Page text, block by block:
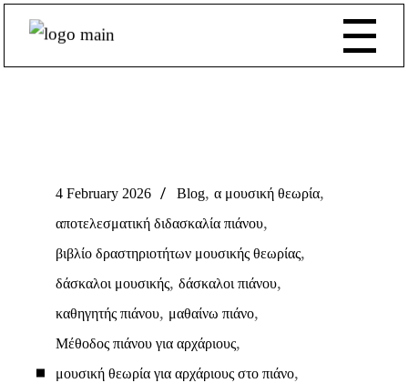
4 February 2026 Blog,α μουσική θεωρία,
αποτελεσματική διδασκαλία πιάνου,
βιβλίο δραστηριοτήτων μουσικής θεωρίας,
δάσκαλοι μουσικής,δάσκαλοι πιάνου,
καθηγητής πιάνου, μαθαίνω πιάνο,
Μέθοδος πιάνου για αρχάριους,
μουσική θεωρία για αρχάριους στο πιάνο,